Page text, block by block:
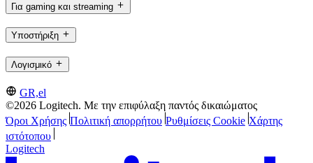
Για gaming και streaming
Υποστήριξη
Λογισμικό
GR,el
©2026 Logitech. Με την επιφύλαξη παντός δικαιώματος
Όροι Χρήσης Πολιτική απορρήτου Ρυθμίσεις Cookie Χάρτης
ιστότοπου
Logitech